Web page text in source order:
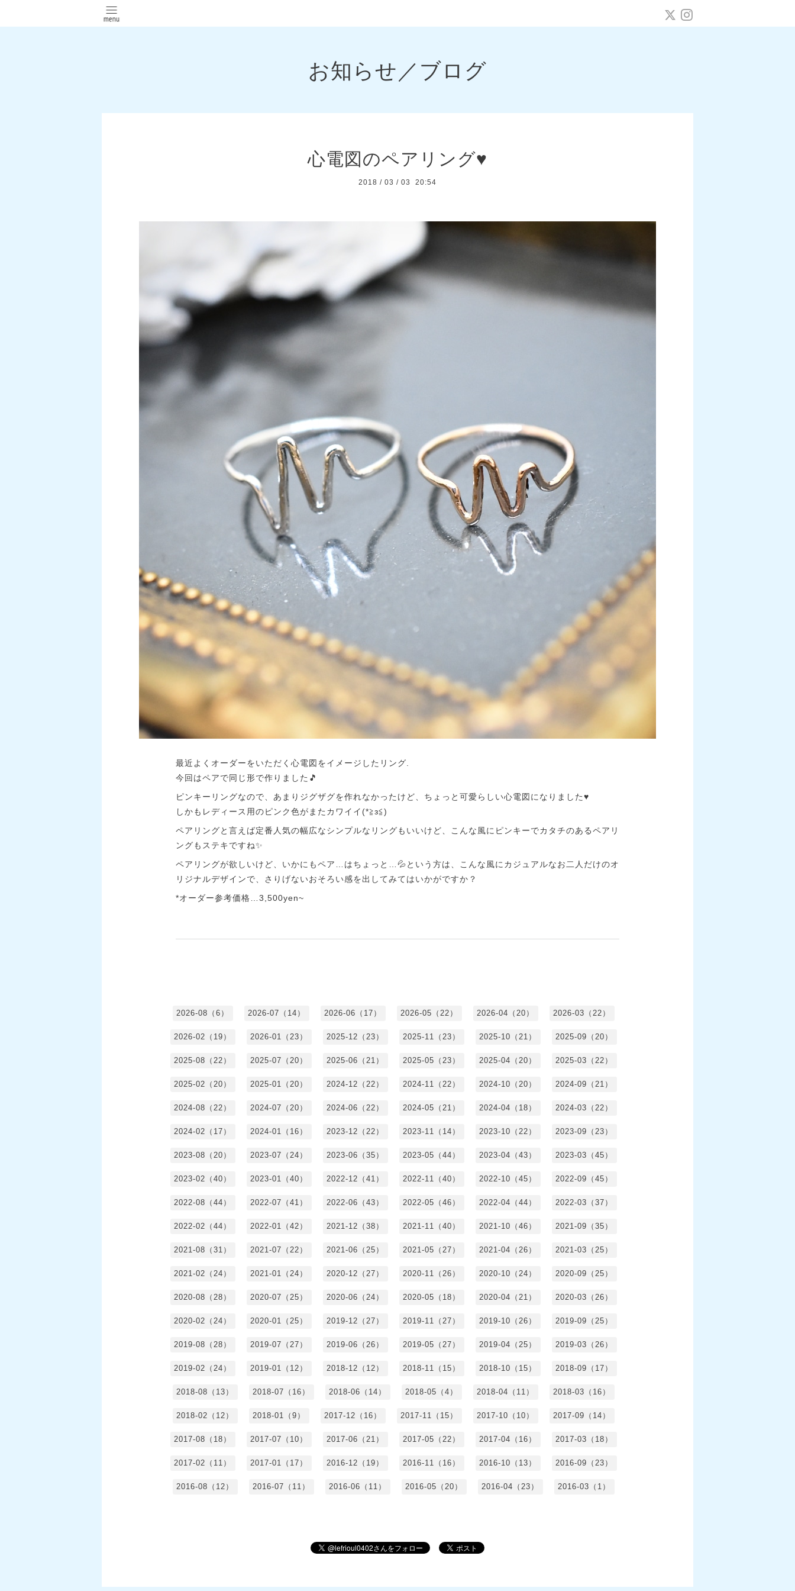
お知らせ／ブログ
心電図のペアリング♥️
2018 / 03 / 03 20:54
最近よくオーダーをいただく心電図をイメージしたリング.
今回はペアで同じ形で作りました🎵
ピンキーリングなので、あまりジグザグを作れなかったけど、ちょっと可愛らしい心電図になりました♥️
しかもレディース用のピンク色がまたカワイイ(*≧з≦)
ペアリングと言えば定番人気の幅広なシンプルなリングもいいけど、こんな風にピンキーでカタチのあるペアリ
ングもステキですね✨
ペアリングが欲しいけど、いかにもペア…はちょっと…💦という方は、こんな風にカジュアルなお二人だけのオ
リジナルデザインで、さりげないおそろい感を出してみてはいかがですか？
*オーダー参考価格…3,500yen~
2026-08（6） 2026-07（14） 2026-06（17） 2026-05（22） 2026-04（20） 2026-03（22）
2026-02（19） 2026-01（23） 2025-12（23） 2025-11（23） 2025-10（21） 2025-09（20）
2025-08（22） 2025-07（20） 2025-06（21） 2025-05（23） 2025-04（20） 2025-03（22）
2025-02（20） 2025-01（20） 2024-12（22） 2024-11（22） 2024-10（20） 2024-09（21）
2024-08（22） 2024-07（20） 2024-06（22） 2024-05（21） 2024-04（18） 2024-03（22）
2024-02（17） 2024-01（16） 2023-12（22） 2023-11（14） 2023-10（22） 2023-09（23）
2023-08（20） 2023-07（24） 2023-06（35） 2023-05（44） 2023-04（43） 2023-03（45）
2023-02（40） 2023-01（40） 2022-12（41） 2022-11（40） 2022-10（45） 2022-09（45）
2022-08（44） 2022-07（41） 2022-06（43） 2022-05（46） 2022-04（44） 2022-03（37）
2022-02（44） 2022-01（42） 2021-12（38） 2021-11（40） 2021-10（46） 2021-09（35）
2021-08（31） 2021-07（22） 2021-06（25） 2021-05（27） 2021-04（26） 2021-03（25）
2021-02（24） 2021-01（24） 2020-12（27） 2020-11（26） 2020-10（24） 2020-09（25）
2020-08（28） 2020-07（25） 2020-06（24） 2020-05（18） 2020-04（21） 2020-03（26）
2020-02（24） 2020-01（25） 2019-12（27） 2019-11（27） 2019-10（26） 2019-09（25）
2019-08（28） 2019-07（27） 2019-06（26） 2019-05（27） 2019-04（25） 2019-03（26）
2019-02（24） 2019-01（12） 2018-12（12） 2018-11（15） 2018-10（15） 2018-09（17）
2018-08（13） 2018-07（16） 2018-06（14） 2018-05（4） 2018-04（11） 2018-03（16）
2018-02（12） 2018-01（9） 2017-12（16） 2017-11（15） 2017-10（10） 2017-09（14）
2017-08（18） 2017-07（10） 2017-06（21） 2017-05（22） 2017-04（16） 2017-03（18）
2017-02（11） 2017-01（17） 2016-12（19） 2016-11（16） 2016-10（13） 2016-09（23）
2016-08（12） 2016-07（11） 2016-06（11） 2016-05（20） 2016-04（23） 2016-03（1）